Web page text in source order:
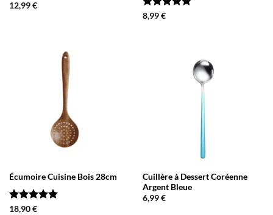
Note5
12,99€
Note
8,99€
Écumoire Cuisine Bois 28cm
Note5
18,90€
Cuillère à Dessert Coréenne
Argent Bleue
6,99€